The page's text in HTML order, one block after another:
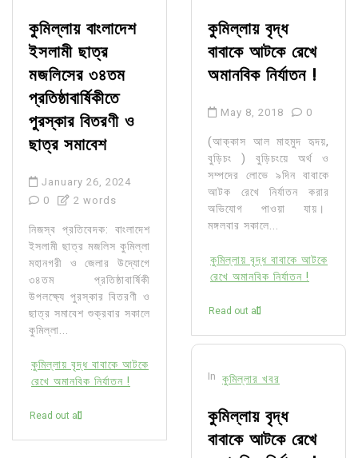
কুমিল্লায় বাংলাদেশ
ইসলামী ছাত্র
মজলিসের ৩৪তম
প্রতিষ্ঠাবার্ষিকীতে
পুরস্কার বিতরণী ও
ছাত্র সমাবেশ
January 26, 2024
0
2 words
নিজস্ব প্রতিবেদক: বাংলাদেশ
ইসলামী ছাত্র মজলিস কুমিল্লা
মহানগরী ও জেলার উদ্যোগে
৩৪তম প্রতিষ্ঠাবার্ষিকী
উপলক্ষ্যে পুরস্কার বিতরণী ও
ছাত্র সমাবেশ শুক্রবার সকালে
কুমিল্লা...
কুমিল্লায় বৃদ্ধ বাবাকে আটকে
রেখে অমানবিক নির্যাতন !
Read out all
কুমিল্লায় বৃদ্ধ
বাবাকে আটকে রেখে
অমানবিক নির্যাতন !
May 8, 2018 0
(আক্কাস আল মাহমুদ হৃদয়,
বুড়িচং ) বুড়িচংয়ে অর্থ ও
সম্পদের লোভে ৯দিন বাবাকে
আটক রেখে নির্যাতন করার
অভিযোগ পাওয়া যায়।
মঙ্গলবার সকালে...
কুমিল্লায় বৃদ্ধ বাবাকে আটকে
রেখে অমানবিক নির্যাতন !
Read out all
In কুমিল্লার খবর
কুমিল্লায় বৃদ্ধ
বাবাকে আটকে রেখে